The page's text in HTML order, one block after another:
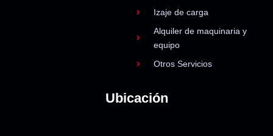
Izaje de carga
Alquiler de maquinaria y
equipo
Otros Servicios
Ubicación